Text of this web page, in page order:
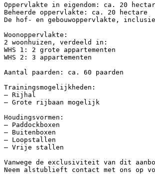
Oppervlakte in eigendom: ca. 20
Beheerde oppervlakte: ca. 20 hectare
De hof- en gebouwoppervlakte,
Woonoppervlakte:
2 woonhuizen, verdeeld in:
WHS 1: 2 grote appartementen
WHS 2: 3 appartementen
Aantal paarden: ca. 60 paarden
Trainingsmogelijkheden:
– Rijhal
– Grote rijbaan mogelijk
Houdingsvormen:
– Paddockboxen
– Buitenboxen
– Loopstallen
– Vrije stallen
Vanwege de exclusiviteit van dit
Neem alstublieft contact met ons op